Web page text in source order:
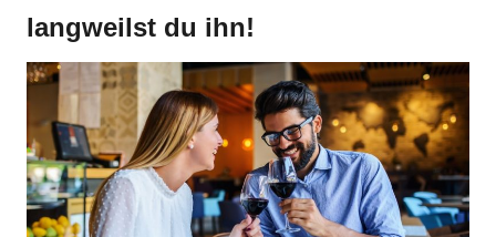
langweilst du ihn!